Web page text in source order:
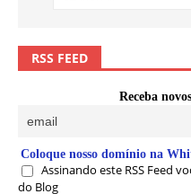
RSS FEED
Receba
Coloque nosso domínio na
Assinando este RSS Feed
do Blog